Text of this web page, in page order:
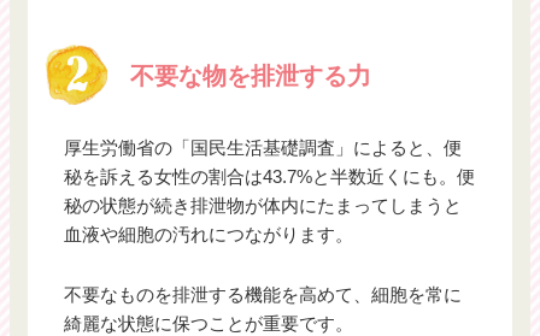
不要な物を排泄する力
厚生労働省の「国民生活基礎調査」によると、便
秘を訴える女性の割合は43.7%と半数近くにも。便
秘の状態が続き排泄物が体内にたまってしまうと
血液や細胞の汚れにつながります。
不要なものを排泄する機能を高めて、細胞を常に
綺麗な状態に保つことが重要です。